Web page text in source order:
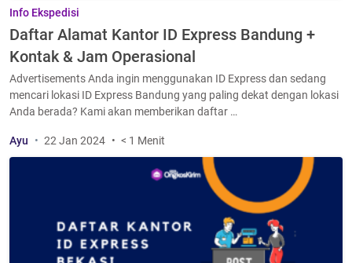
Info Ekspedisi
Daftar Alamat Kantor ID Express Bandung +
Kontak & Jam Operasional
Advertisements Anda ingin menggunakan ID Express dan sedang
mencari lokasi ID Express Bandung yang paling dekat dengan lokasi
Anda berada? Kami akan memberikan daftar …
Ayu 22 Jan 2024 < 1 Menit